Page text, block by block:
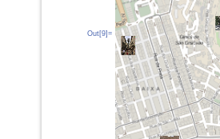
Out[9]=